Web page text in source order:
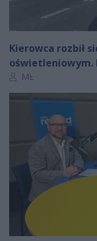
Kierowca rozbił
oświetleniowym.
Autor artykułu:
MŁ